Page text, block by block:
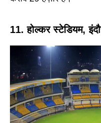
11. होल्कर स्टेडियम,